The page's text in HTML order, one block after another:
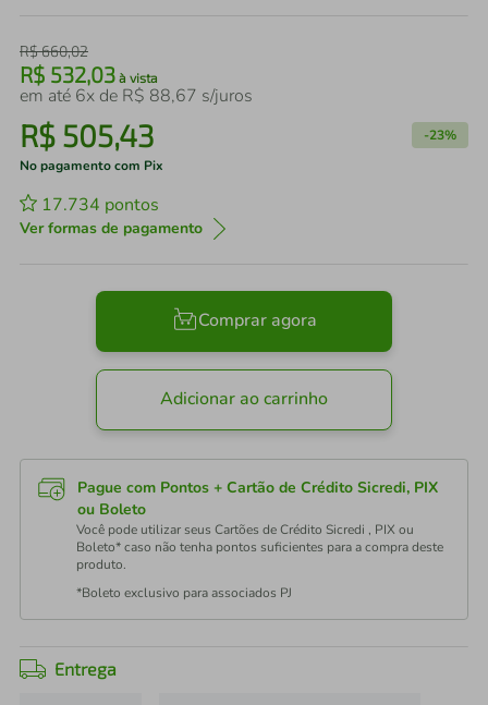
R$660,02
R$ 532,03 à vista
em até 6x de R$ 88,67 s/juros
R$ 505,43 -23%
No pagamento com Pix
17.734 pontos
Ver formas de pagamento
Comprar agora
Adicionar ao carrinho
Pague com Pontos + Cartão de Crédito Sicredi, PIX
ou Boleto
Você pode utilizar seus Cartões de Crédito Sicredi , PIX ou
Boleto* caso não tenha pontos suficientes para a compra deste
produto.
*Boleto exclusivo para associados PJ
Entrega